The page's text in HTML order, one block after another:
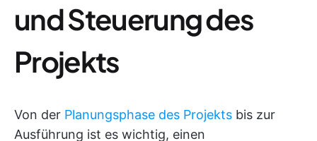
und Steuerung des
Projekts
Von der Planungsphase des Projekts bis zur
Ausführung ist es wichtig, einen